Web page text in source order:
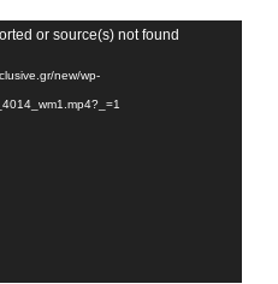
Πρόγραμμα
or source(s) not found
new/wp-